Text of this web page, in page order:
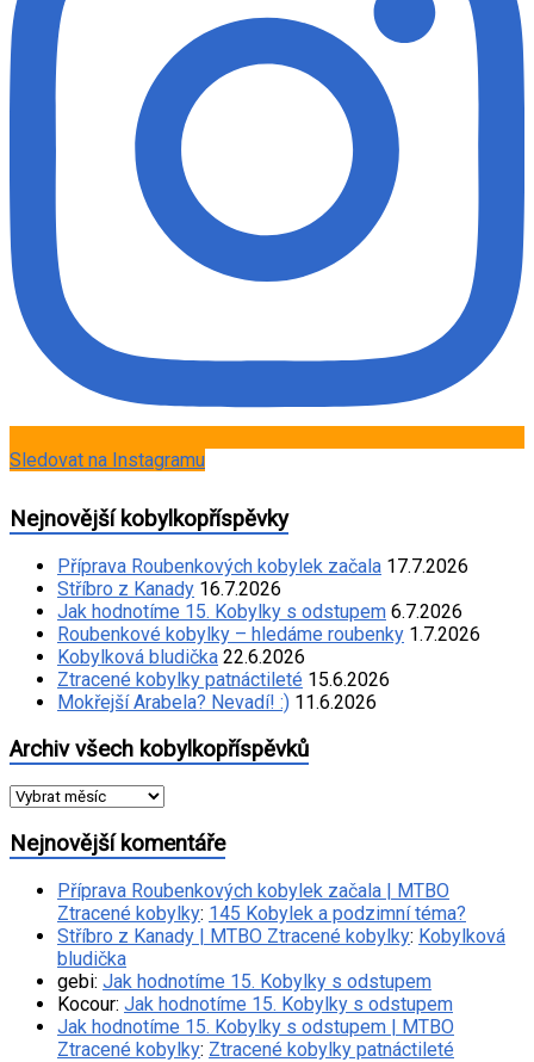
Sledovat na Instagramu
Nejnovější kobylkopříspěvky
Příprava Roubenkových kobylek začala 17.7.2026
Stříbro z Kanady 16.7.2026
Jak hodnotíme 15. Kobylky s odstupem 6.7.2026
Roubenkové kobylky – hledáme roubenky 1.7.2026
Kobylková bludička 22.6.2026
Ztracené kobylky patnáctileté 15.6.2026
Mokřejší Arabela? Nevadí! :) 11.6.2026
Archiv všech kobylkopříspěvků
Archiv
kobylkopříspěvků
Nejnovější komentáře
Příprava Roubenkových kobylek začala | MTBO
Ztracené kobylky: 145 Kobylek a podzimní téma?
Stříbro z Kanady | MTBO Ztracené kobylky: Kobylková
bludička
gebi: Jak hodnotíme 15. Kobylky s odstupem
Kocour: Jak hodnotíme 15. Kobylky s odstupem
Jak hodnotíme 15. Kobylky s odstupem | MTBO
Ztracené kobylky: Ztracené kobylky patnáctileté